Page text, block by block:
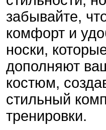
забывайте,
комфорт и
носки,
дополняют
костюм,
стильный
тренировки.